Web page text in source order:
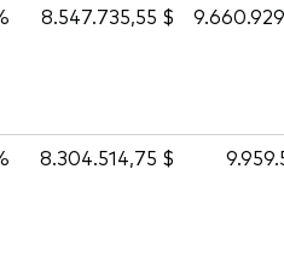
8.547.735,55 $
8.304.514,75 $